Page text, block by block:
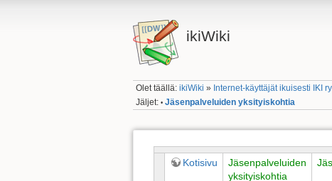
ikiWiki
Olet täällä:ikiWiki » Internet-käyttäjät ikuisesti IKI ry
Jäljet: • Jäsenpalveluiden yksityiskohtia
Kotisivu
Jäsenpalveluiden
yksityiskohtia